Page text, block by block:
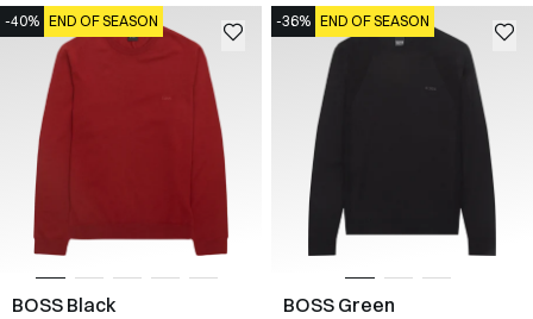
-40% END OF SEASON
BOSS Black
-36% END OF SEASON
BOSS Green